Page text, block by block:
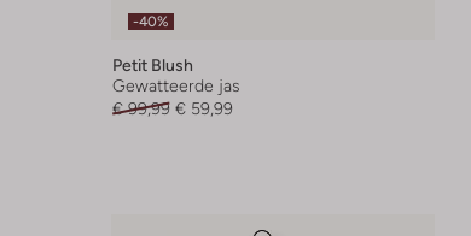
-40%
Petit Blush
Gewatteerde jas
€ 99,99 € 59,99